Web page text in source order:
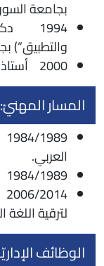
بجامعة
1994
والتطبيق”)
2000 أستاذ التعليم العالي
المسار المهنيّ:
العربي.
1984/1989 رئيس قسم الثقافة الشعبية.
لترقية اللغة
الوظائف